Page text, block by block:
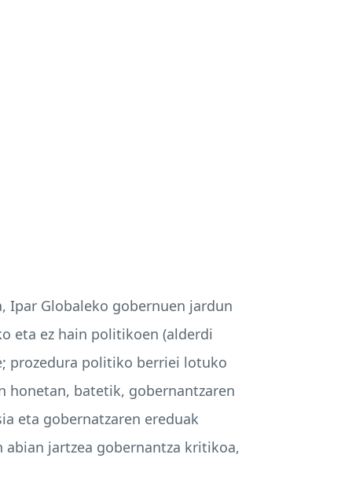
Globaleko gobernuen jardun
eta ez hain politikoen (alderdi
prozedura politiko berriei lotuko
honetan, batetik, gobernantzaren
eta gobernatzaren ereduak
abian jartzea gobernantza kritikoa,